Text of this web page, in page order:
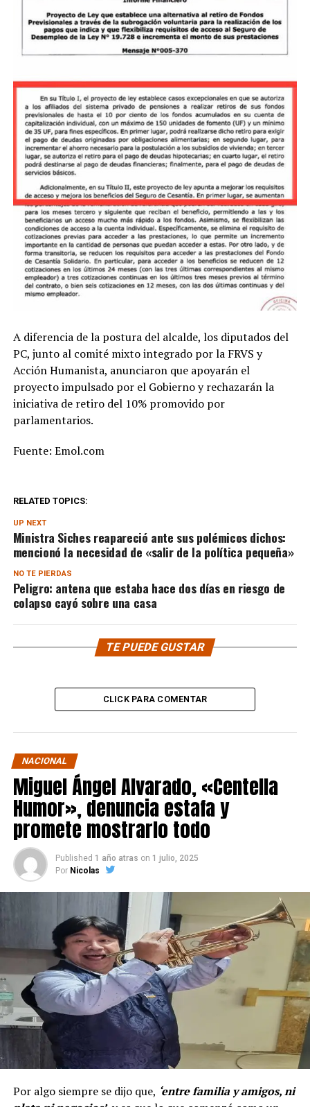
A diferencia de la postura del alcalde, los diputados del
PC, junto al comité mixto integrado por la FRVS y
Acción Humanista, anunciaron que apoyarán el
proyecto impulsado por el Gobierno y rechazarán la
iniciativa de retiro del 10% promovido por
parlamentarios.
Fuente: Emol.com
RELATED TOPICS:
UP NEXT
Ministra Siches reapareció ante sus polémicos dichos:
mencionó la necesidad de «salir de la política pequeña»
NO TE PIERDAS
Peligro: antena que estaba hace dos días en riesgo de
colapso cayó sobre una casa
TE PUEDE GUSTAR
CLICK PARA COMENTAR
NACIONAL
Miguel Ángel Alvarado, «Centella
Humor», denuncia estafa y
promete mostrarlo todo
Published 1 año atras on 1 julio, 2025
Por Nicolas
Por algo siempre se dijo que, ‘entre familia y amigos, ni